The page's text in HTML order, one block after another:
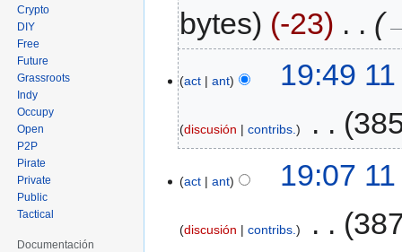
bytes
-23
act ant 19:49
discusión contribs.
act ant 19:07
discusión contribs.
Crypto
DIY
Free
Future
Grassroots
Indy
Occupy
Open
P2P
Pirate
Private
Public
Tactical
Documentación